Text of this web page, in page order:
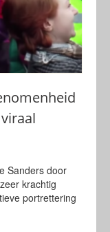
Sanders door
krachtig
portrettering